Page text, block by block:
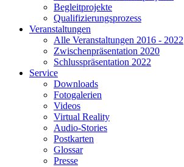
Begleitprojekte
Qualifizierungsprozess
Veranstaltungen
Alle Veranstaltungen 2016 - 2022
Zwischenpräsentation 2020
Schlusspräsentation 2022
Service
Downloads
Fotogalerien
Videos
Virtual Reality
Audio-Stories
Postkarten
Glossar
Presse